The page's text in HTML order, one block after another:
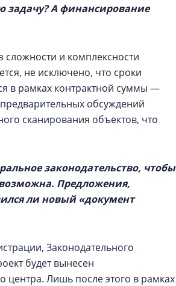
задачу? А финансирование
и комплексности
не исключено, что сроки
в рамках контрактной суммы —
обсуждений
сканирования объектов, что
законодательство, чтобы
Предложения,
ли новый «документ
Законодательного
будет вынесен
центра. Лишь после этого в рамках